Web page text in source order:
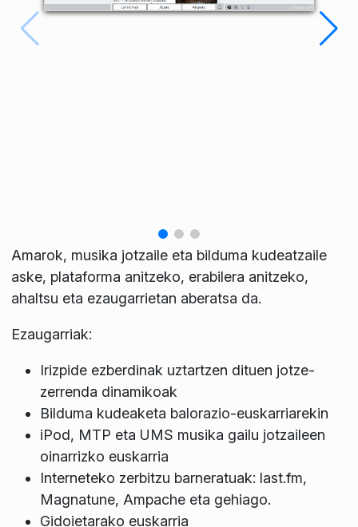
Amarok, musika jotzaile eta bilduma kudeatzaile
aske, plataforma anitzeko, erabilera anitzeko,
ahaltsu eta ezaugarrietan aberatsa da.
Ezaugarriak:
Irizpide ezberdinak uztartzen dituen jotze-
zerrenda dinamikoak
Bilduma kudeaketa balorazio-euskarriarekin
iPod, MTP eta UMS musika gailu jotzaileen
oinarrizko euskarria
Interneteko zerbitzu barneratuak: last.fm,
Magnatune, Ampache eta gehiago.
Gidoietarako euskarria